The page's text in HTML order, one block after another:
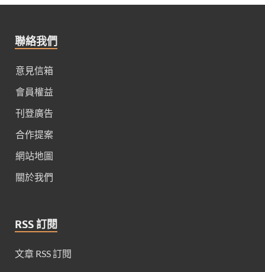
聯絡我們
意見信箱
會員權益
刊登廣告
合作提案
網站地圖
關於我們
RSS 訂閱
文章 RSS 訂閱